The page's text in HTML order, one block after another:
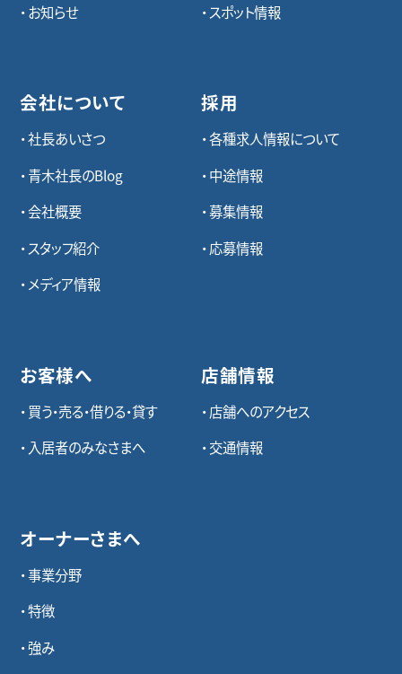
お知らせ
会社について
社長あいさつ
青木社長のBlog
会社概要
スタッフ紹介
メディア情報
お客様へ
買う・売る・借りる・貸す
入居者のみなさまへ
オーナーさまへ
事業分野
特徴
強み
スポット情報
採用
各種求⼈情報について
中途情報
募集情報
応募情報
店舗情報
店舗へのアクセス
交通情報